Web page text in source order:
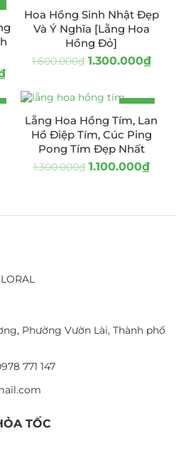
Hoa Hồng Sinh Nhật Đẹp
Và Ý Nghĩa [Lẵng Hoa
Hồng Đỏ]
1.600.000₫ 1.300.000₫
-15%
Lẵng Hoa Hồng Tím, Lan
Hồ Điệp Tím, Cúc Ping
Pong Tím Đẹp Nhất
1.300.000₫ 1.100.000₫
Phường Vườn Lài, Thành phố
771 147
TỐC